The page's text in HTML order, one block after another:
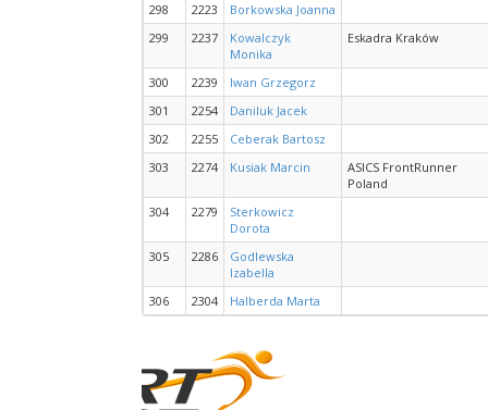
298
2223
Borkowska Joanna
299
2237
Kowalczyk
Monika
Eskadra Kraków
300 2239
Iwan Grzegorz
301
2254
Daniluk Jacek
302
2255
Ceberak Bartosz
303
2274 Kusiak Marcin
ASICS FrontRunner
Poland
304
2279
Sterkowicz
Dorota
305
2286
Godlewska
Izabella
306
2304 Halberda Marta